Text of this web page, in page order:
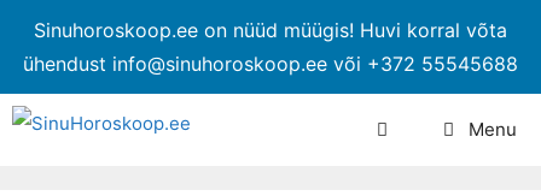
Sinuhoroskoop.ee on nüüd müügis! Huvi korral võta
ühendust info@sinuhoroskoop.ee või +372 55545688
Menu